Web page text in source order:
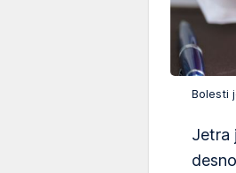
Bolesti
Jetra